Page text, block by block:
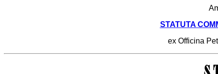
STATUTA
ex Officina